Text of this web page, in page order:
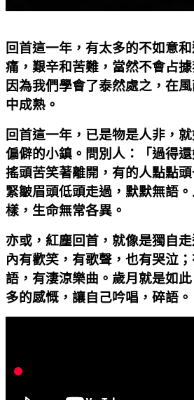
回首這一年，有太多的不如意
痛，艱辛和苦難，當然不會占據
因為我們學會了泰然處之，在
中成熟。
回首這一年，已是物是人非，
偏僻的小鎮。問別人：「過得
搖頭苦笑著離開，有的人點點
緊皺眉頭低頭走過，默默無語
樣，生命無常各異。
亦或，紅塵回首，就像是獨自
內有歡笑，有歌聲，也有哭泣
語，有淒涼樂曲。歲月就是如
多的感慨，讓自己吟唱，碎語。